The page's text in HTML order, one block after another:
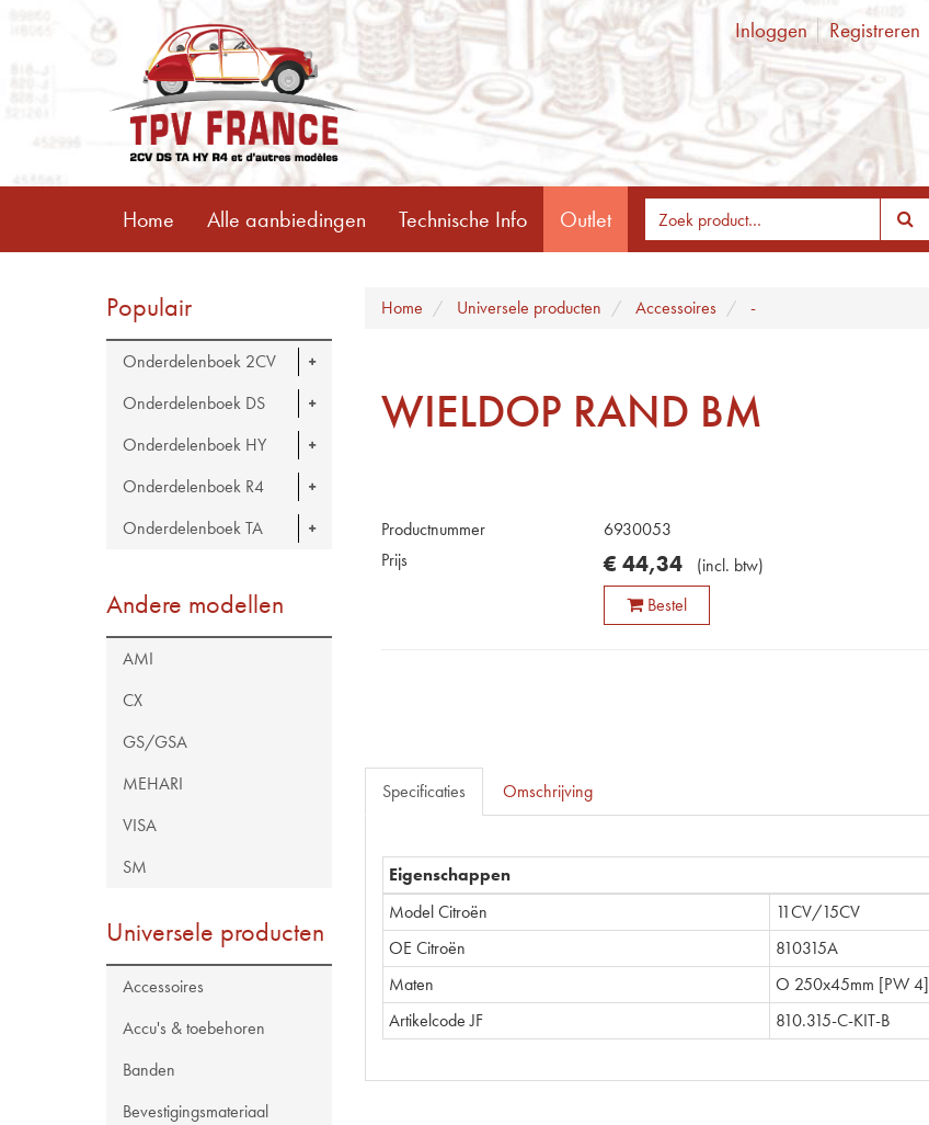
Inloggen Registreren
Home Alle aanbiedingen Technische Info Outlet
Populair
Onderdelenboek 2CV
Onderdelenboek DS
Onderdelenboek HY
Onderdelenboek R4
Onderdelenboek TA
Andere modellen
AMI
CX
GS/GSA
MEHARI
VISA
SM
Universele producten
Accessoires
Accu's & toebehoren
Banden
Bevestigingsmateriaal
Home Universele producten Accessoires -
WIELDOP RAND BM
Productnummer
6930053
Prijs
€ 44,34 (incl. btw)
Bestel
Specificaties Omschrijving
Eigenschappen
Model Citroën
11CV/15CV
OE Citroën
810315A
Maten
O 250x45mm [PW 4]
Artikelcode JF
810.315-C-KIT-B